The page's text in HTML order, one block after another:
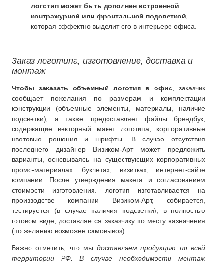
логотип может быть дополнен встроенной
контражурной или фронтальной подсветкой
которая эффектно выделит его в интерьере офиса.
Заказ логотипа, изготовление, доставка и
монтаж
Чтобы заказать объемный логотип в офис, заказчик
сообщает пожелания по размерам и комплектации
конструкции (объемные элементы, материалы, наличие
подсветки), а также предоставляет файлы брендбук,
содержащие векторный макет логотипа, корпоративные
цветовые решения и шрифты. В случае отсутствия
последнего дизайнер Визиком-Арт может предложить
варианты, основываясь на существующих корпоративных
промо-материалах: буклетах, визитках, интернет-сайте
компании. После утверждения макета и согласованием
стоимости изготовления, логотип изготавливается на
производстве компании Визиком-Арт, собирается,
тестируется (в случае наличия подсветки), в полностью
готовом виде, доставляется заказчику по месту назначения
(по желанию возможен самовывоз).
Важно отметить, что мы доставляем продукцию по всей
территории РФ. В случае необходимости монтаж